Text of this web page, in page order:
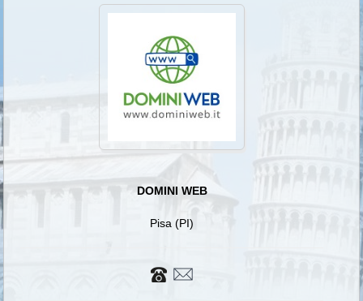
DOMINI WEB
Pisa (PI)